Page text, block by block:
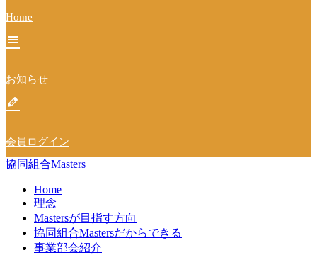
ョ
ン
Home
お知らせ
会員ログイン
協同組合Masters
Home
理念
Mastersが目指す方向
協同組合Mastersだからできる
事業部会紹介